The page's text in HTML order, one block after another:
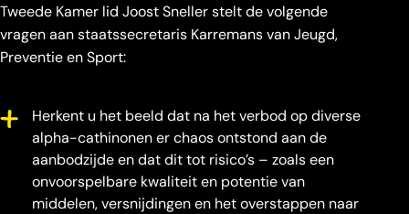
Tweede Kamer lid Joost Sneller stelt de volgende
vragen aan staatssecretaris Karremans van Jeugd,
Preventie en Sport:
Herkent u het beeld dat na het verbod op diverse
alpha-cathinonen er chaos ontstond aan de
aanbodzijde en dat dit tot risico’s – zoals een
onvoorspelbare kwaliteit en potentie van
middelen, versnijdingen en het overstappen naar